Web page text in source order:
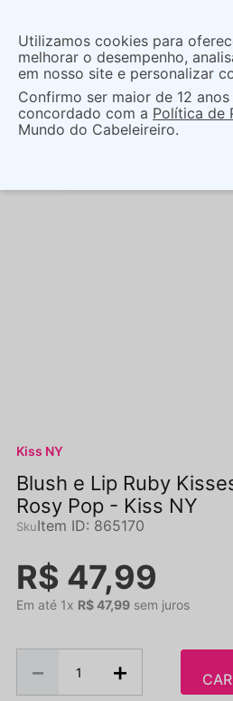
As ofertas e opções
acordo com a região.
O que você procura?
Maquiagem Face
KISSES MELON POP ROSY
Kiss NY
Blush e Lip Ruby
Rosy Pop - Kiss NY
Item ID: 865170
R$ 47,99
Em até 1x R$47,99 sem juros
＋
－
Utilizamos cookies para
melhorar o desempenho,
em nosso site e personalizar
Confirmo ser maior de 12
concordado com a Política de
Mundo do Cabeleireiro.